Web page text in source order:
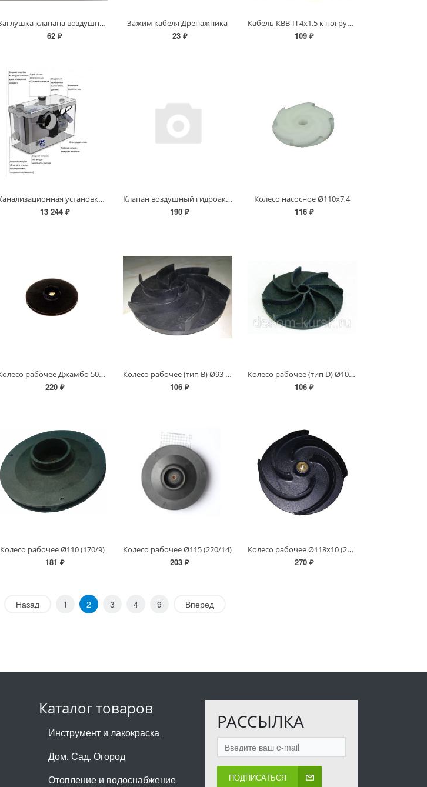
Заглушка клапана воздушного Дренажника ФН (резиновая)
62 ₽
Зажим кабеля Дренажника
23 ₽
Кабель КВВ-П 4х1,5 к погружным насосам
109 ₽
Канализационная установка AM-STP-600 TIM (Унитаз + 2 входа, 0,6 кВт/140 л.мин/6,4 м)
13 244 ₽
Клапан воздушный гидроаккумулятора I/6215GNUT D. 14,5x21 mm в сборе
190 ₽
Колесо насосное Ø110х7,4
116 ₽
Колесо рабочее Джамбо 50/28 (H=18,5 мм)
220 ₽
Колесо рабочее (тип B) Ø93 (150/6Ф)
106 ₽
Колесо рабочее (тип D) Ø105,5 (200/10Ф)
106 ₽
Колесо рабочее Ø110 (170/9)
181 ₽
Колесо рабочее Ø115 (220/14)
203 ₽
Колесо рабочее Ø118х10 (230/8 Ф)
270 ₽
Назад 1 2 3 4 9 Вперед
Каталог товаров
Инструмент и лакокраска
Дом. Сад. Огород
Отопление и водоснабжение
РАССЫЛКА
ПОДПИСАТЬСЯ